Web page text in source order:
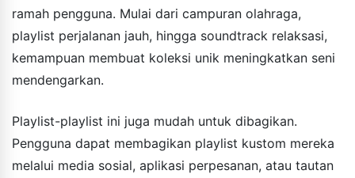
ramah pengguna. Mulai dari campuran olahraga,
playlist perjalanan jauh, hingga soundtrack relaksasi,
kemampuan membuat koleksi unik meningkatkan seni
mendengarkan.
Playlist-playlist ini juga mudah untuk dibagikan.
Pengguna dapat membagikan playlist kustom mereka
melalui media sosial, aplikasi perpesanan, atau tautan